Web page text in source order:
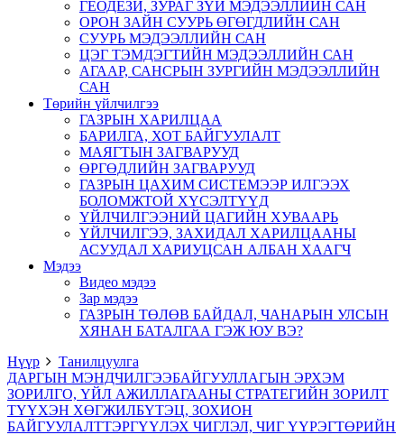
ГЕОДЕЗИ, ЗУРАГ ЗҮЙ МЭДЭЭЛЛИЙН САН
ОРОН ЗАЙН СУУРЬ ӨГӨГДЛИЙН САН
СУУРЬ МЭДЭЭЛЛИЙН САН
ЦЭГ ТЭМДЭГТИЙН МЭДЭЭЛЛИЙН САН
АГААР, САНСРЫН ЗУРГИЙН МЭДЭЭЛЛИЙН
САН
Төрийн үйлчилгээ
ГАЗРЫН ХАРИЛЦАА
БАРИЛГА, ХОТ БАЙГУУЛАЛТ
МАЯГТЫН ЗАГВАРУУД
ӨРГӨДЛИЙН ЗАГВАРУУД
ГАЗРЫН ЦАХИМ СИСТЕМЭЭР ИЛГЭЭХ
БОЛОМЖТОЙ ХҮСЭЛТҮҮД
ҮЙЛЧИЛГЭЭНИЙ ЦАГИЙН ХУВААРЬ
ҮЙЛЧИЛГЭЭ, ЗАХИДАЛ ХАРИЛЦААНЫ
АСУУДАЛ ХАРИУЦСАН АЛБАН ХААГЧ
Мэдээ
Видео мэдээ
Зар мэдээ
ГАЗРЫН ТӨЛӨВ БАЙДАЛ, ЧАНАРЫН УЛСЫН
ХЯНАН БАТАЛГАА ГЭЖ ЮУ ВЭ?
Нүүр
Танилцуулга
ДАРГЫН МЭНДЧИЛГЭЭБАЙГУУЛЛАГЫН ЭРХЭМ
ЗОРИЛГО, ҮЙЛ АЖИЛЛАГААНЫ СТРАТЕГИЙН ЗОРИЛТ
ТҮҮХЭН ХӨГЖИЛБҮТЭЦ, ЗОХИОН
БАЙГУУЛАЛТТЭРГҮҮЛЭХ ЧИГЛЭЛ, ЧИГ ҮҮРЭГТӨРИЙН